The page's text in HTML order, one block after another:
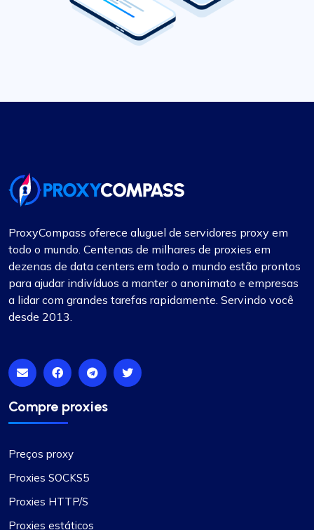
ProxyCompass oferece aluguel de servidores proxy em
todo o mundo. Centenas de milhares de proxies em
dezenas de data centers em todo o mundo estão prontos
para ajudar indivíduos a manter o anonimato e empresas
a lidar com grandes tarefas rapidamente. Servindo você
desde 2013.
Compre proxies
Preços proxy
Proxies SOCKS5
Proxies HTTP/S
Proxies estáticos